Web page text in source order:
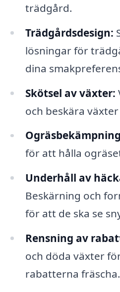
trädgård.
Trädgårdsdesign:
lösningar för
dina
Skötsel av växter:
och beskära
för att hålla
Underhåll av
Beskärning och
för att de ska se
Rensning av
och döda växter
rabatterna fräscha.